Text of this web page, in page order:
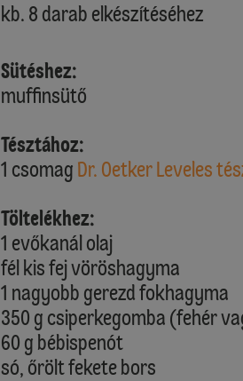
kb. 8 darab elkészítéséhez
Sütéshez:
muffinsütő
Tésztához:
1 csomag Dr. Oetker Leveles
Töltelékhez:
1 evőkanál olaj
fél kis fej vöröshagyma
1 nagyobb gerezd fokhagyma
350 g csiperkegomba (fehér
60 g bébispenót
só, őrölt fekete bors